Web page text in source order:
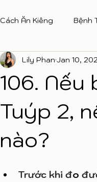
Cách Ăn Kiêng Bệnh
106.
Tuýp 2,
nào?
Lily Phan Jan 10,
Trước khi đo